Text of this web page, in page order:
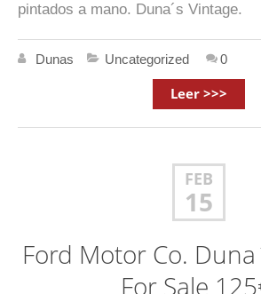
pintados a mano. Duna´s Vintage.
Dunas Uncategorized 0
Leer >>>
FEB
15
Ford Motor Co.
For Sale